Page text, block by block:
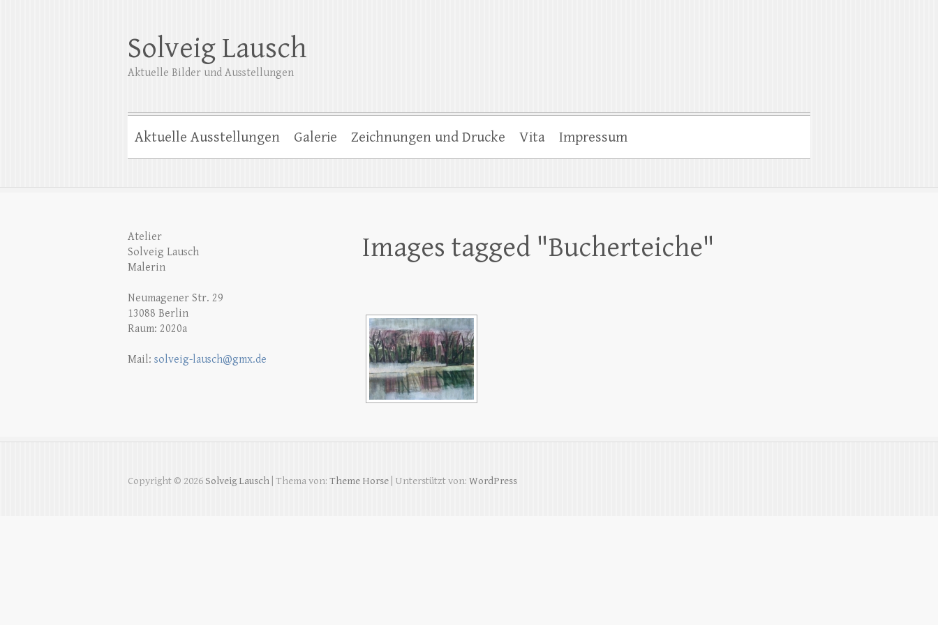
Solveig Lausch
Aktuelle Bilder und Ausstellungen
Aktuelle Ausstellungen Galerie Zeichnungen und Drucke Vita Impressum
Images tagged "Bucherteiche"
Atelier
Solveig Lausch
Malerin
Neumagener Str. 29
13088 Berlin
Raum: 2020a
Mail: solveig-lausch@gmx.de
Copyright © 2026 Solveig Lausch | Thema von: Theme Horse | Unterstützt von: WordPress